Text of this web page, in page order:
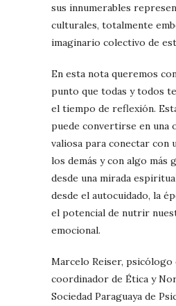
sus innumerables
culturales, totalmente
imaginario colectivo de
En esta nota queremos
punto que todas y todos
el tiempo de reflexión.
puede convertirse en una
valiosa para conectar con
los demás y con algo más
desde una mirada
desde el autocuidado, la
el potencial de nutrir
emocional.
Marcelo Reiser, psicólogo
coordinador de Ética y
Sociedad Paraguaya de